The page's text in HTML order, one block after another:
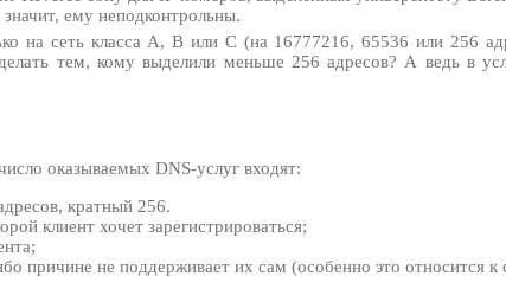
ему неподконтрольны.
на сеть класса A, B или C (на 16777216, 65536 или 256
тем, кому выделили меньше 256 адресов? А ведь в
оказываемых DNS-услуг входят:
кратный 256.
клиент хочет зарегистрироваться;
причине не поддерживает их сам (особенно это относится